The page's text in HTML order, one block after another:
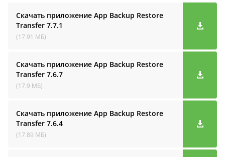
Скачать приложение App Backup Restore
Transfer 7.7.1
(17.91 МБ)
Скачать приложение App Backup Restore
Transfer 7.6.7
(17.9 МБ)
Скачать приложение App Backup Restore
Transfer 7.6.4
(17.89 МБ)